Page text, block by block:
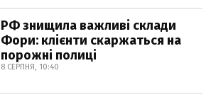
РФ знищила важливі склади
Фори: клієнти скаржаться на
порожні полиці
8 СЕРПНЯ, 10:40